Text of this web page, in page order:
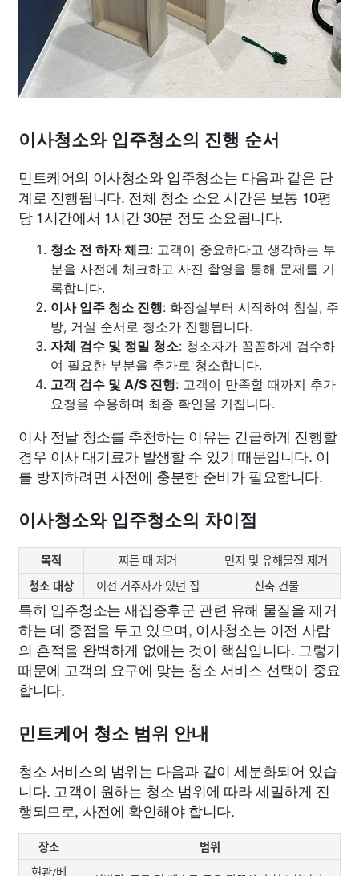
이사청소와 입주청소의 진행 순서
민트케어의 이사청소와 입주청소는 다음과 같은 단
계로 진행됩니다. 전체 청소 소요 시간은 보통 10평
당 1시간에서 1시간 30분 정도 소요됩니다.
청소 전 하자 체크: 고객이 중요하다고 생각하는 부
분을 사전에 체크하고 사진 촬영을 통해 문제를 기
록합니다.
이사 입주 청소 진행: 화장실부터 시작하여 침실, 주
방, 거실 순서로 청소가 진행됩니다.
자체 검수 및 정밀 청소: 청소자가 꼼꼼하게 검수하
여 필요한 부분을 추가로 청소합니다.
고객 검수 및 A/S 진행: 고객이 만족할 때까지 추가
요청을 수용하며 최종 확인을 거칩니다.
이사 전날 청소를 추천하는 이유는 긴급하게 진행할
경우 이사 대기료가 발생할 수 있기 때문입니다. 이
를 방지하려면 사전에 충분한 준비가 필요합니다.
이사청소와 입주청소의 차이점
목적 찌든 때 제거
먼지 및 유해물질 제거
청소 대상
이전 거주자가 있던 집 신축 건물
특히 입주청소는 새집증후군 관련 유해 물질을 제거
하는 데 중점을 두고 있으며, 이사청소는 이전 사람
의 흔적을 완벽하게 없애는 것이 핵심입니다. 그렇기
때문에 고객의 요구에 맞는 청소 서비스 선택이 중요
합니다.
민트케어 청소 범위 안내
청소 서비스의 범위는 다음과 같이 세분화되어 있습
니다. 고객이 원하는 청소 범위에 따라 세밀하게 진
행되므로, 사전에 확인해야 합니다.
장소
범위
현관/베